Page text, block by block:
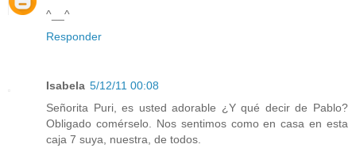
^__^
Responder
Isabela 5/12/11 00:08
Señorita Puri, es usted adorable ¿Y qué decir de Pablo?
Obligado comérselo. Nos sentimos como en casa en esta
caja 7 suya, nuestra, de todos.